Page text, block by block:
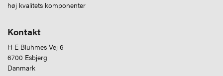
høj kvalitets komponenter
Kontakt
H E Bluhmes Vej 6
6700 Esbjerg
Danmark